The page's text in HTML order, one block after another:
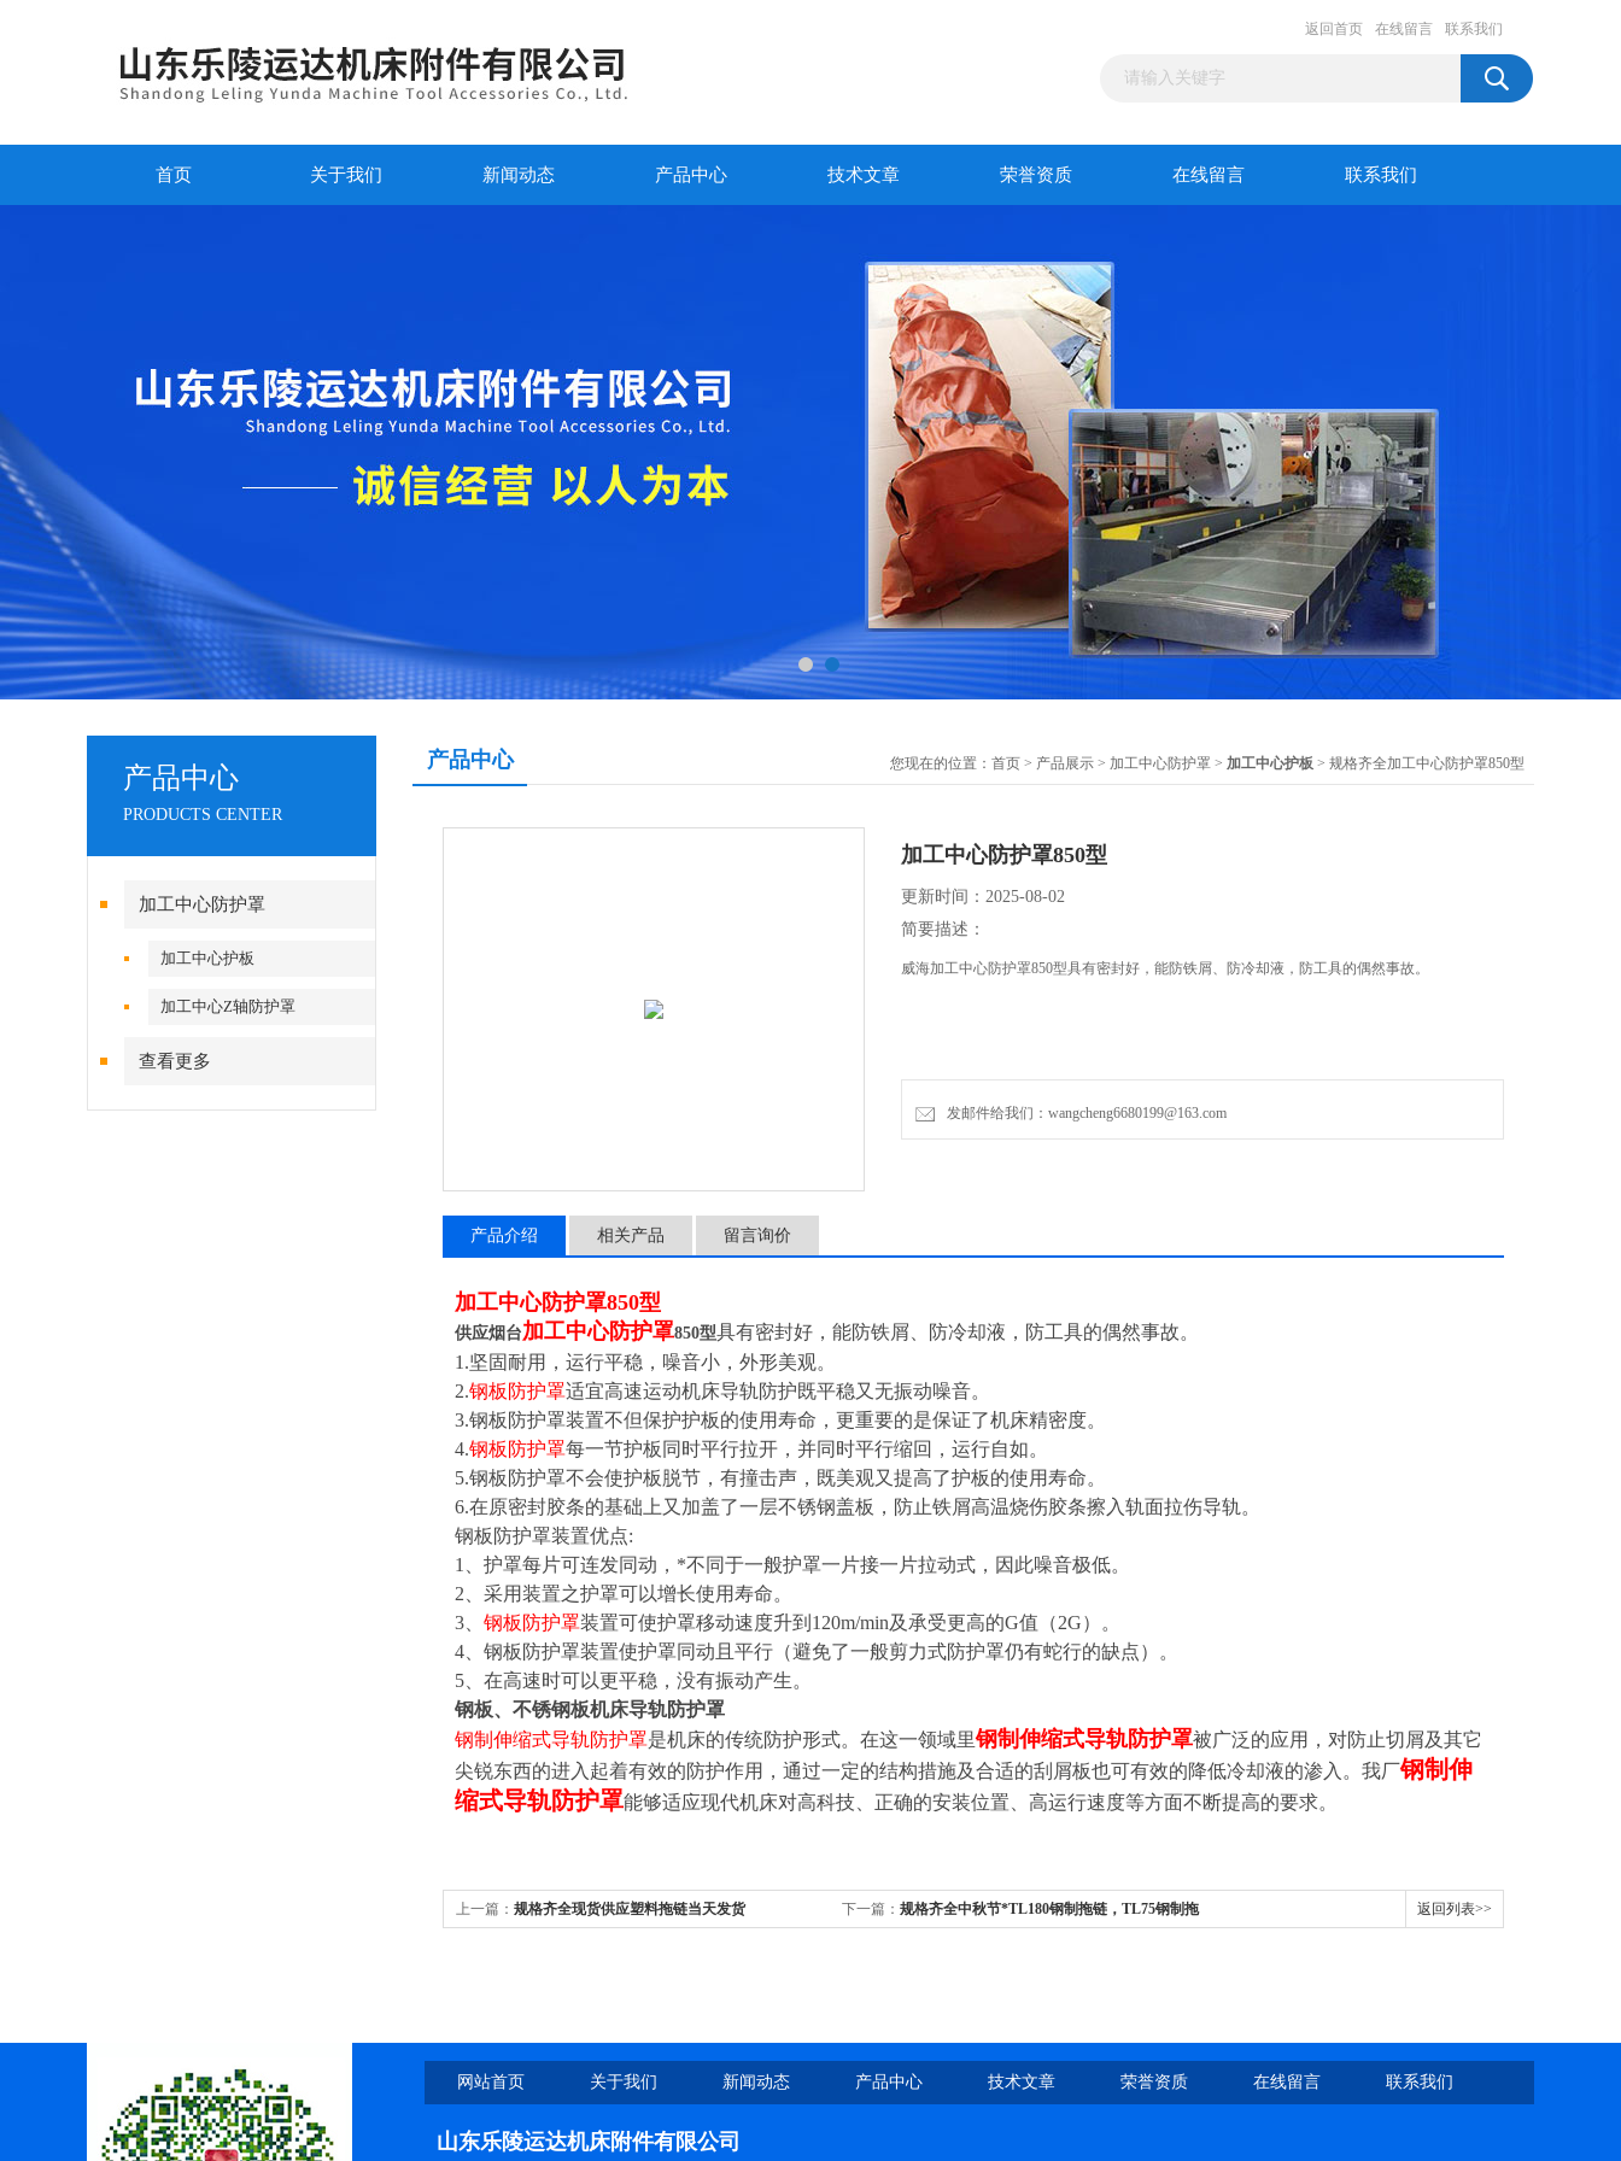
返回首页 在线留言 联系我们
首页 关于我们 新闻动态 产品中心 技术文章 荣誉资质 在线留言 联系我们
产品中心
PRODUCTS CENTER
加工中心防护罩
加工中心护板
加工中心Z轴防护罩
查看更多
产品中心 您现在的位置： 首页 > 产品展示 > 加工中心防护罩 > 加工中心护板 > 规格齐全加工中心防护罩850型
加工中心防护罩850型
更新时间：2025-08-02
简要描述：
威海加工中心防护罩850型具有密封好，能防铁屑、防冷却液，防工具的偶然事故。
发邮件给我们：wangcheng6680199@163.com
产品介绍 相关产品 留言询价
加工中心防护罩850型
供应烟台加工中心防护罩850型具有密封好，能防铁屑、防冷却液，防工具的偶然事故。
1.坚固耐用，运行平稳，噪音小，外形美观。
2.钢板防护罩适宜高速运动机床导轨防护既平稳又无振动噪音。
3.钢板防护罩装置不但保护护板的使用寿命，更重要的是保证了机床精密度。
4.钢板防护罩每一节护板同时平行拉开，并同时平行缩回，运行自如。
5.钢板防护罩不会使护板脱节，有撞击声，既美观又提高了护板的使用寿命。
6.在原密封胶条的基础上又加盖了一层不锈钢盖板，防止铁屑高温烧伤胶条擦入轨面拉伤导轨。
钢板防护罩装置优点:
1
、护罩每片可连发同动，*不同于一般护罩一片接一片拉动式，因此噪音极低。
2 、采用装置之护罩可以增长使用寿命。
3
钢板防护罩装置可使护罩移动速度升到120m/min及承受更高的G值（2G）。
4 、钢板防护罩装置使护罩同动且平行（避免了一般剪力式防护罩仍有蛇行的缺点）。
5 、在高速时可以更平稳，没有振动产生。
钢板、不锈钢板机床导轨防护罩
钢制伸缩式导轨防护罩是机床的传统防护形式。在这一领域里钢制伸缩式导轨防护罩被广泛的应用，对防止切屑及其它
尖锐东西的进入起着有效的防护作用，通过一定的结构措施及合适的刮屑板也可有效的降低冷却液的渗入。我厂钢制伸
缩式导轨防护罩能够适应现代机床对高科技、正确的安装位置、高运行速度等方面不断提高的要求。
上一篇： 规格齐全现货供应塑料拖链当天发货 下一篇： 规格齐全中秋节*TL180钢制拖链，TL75钢制拖 返回列表>>
网站首页 关于我们 新闻动态 产品中心 技术文章 荣誉资质 在线留言 联系我们
山东乐陵运达机床附件有限公司